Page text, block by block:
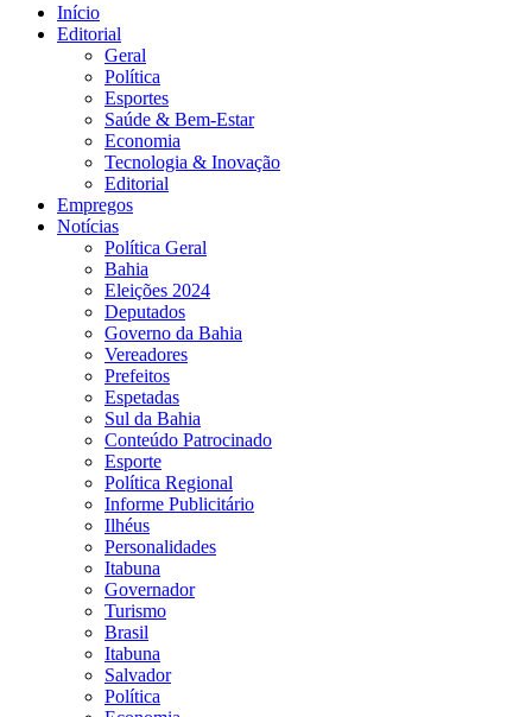
Início
Editorial
Geral
Política
Esportes
Saúde & Bem-Estar
Economia
Tecnologia & Inovação
Editorial
Empregos
Notícias
Política Geral
Bahia
Eleições 2024
Deputados
Governo da Bahia
Vereadores
Prefeitos
Espetadas
Sul da Bahia
Conteúdo Patrocinado
Esporte
Política Regional
Informe Publicitário
Ilhéus
Personalidades
Itabuna
Governador
Turismo
Brasil
Itabuna
Salvador
Política